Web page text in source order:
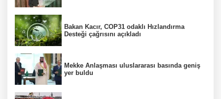
Bakan Kacır, COP31 odaklı Hızlandırma
Desteği çağrısını açıkladı
Mekke Anlaşması uluslararası basında geniş
yer buldu